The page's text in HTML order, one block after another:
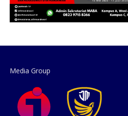
Media Group